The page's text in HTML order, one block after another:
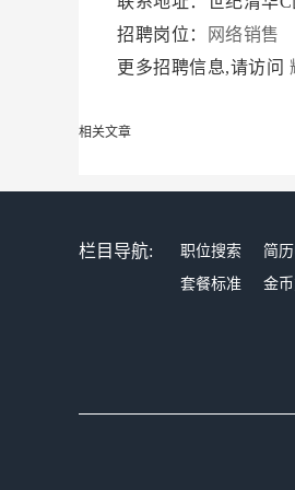
招聘岗位：
网络销售
更多招聘信息,请访问
相关文章
栏目导航: 职位搜索 简
套餐标准
金